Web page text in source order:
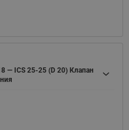
— ICS 25-25 (D 20) Клапан